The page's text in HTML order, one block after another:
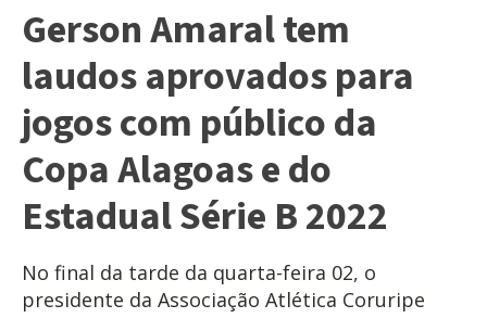
Gerson Amaral tem
laudos aprovados para
jogos com público da
Copa Alagoas e do
Estadual Série B 2022
No final da tarde da quarta-feira 02, o
presidente da Associação Atlética Coruripe